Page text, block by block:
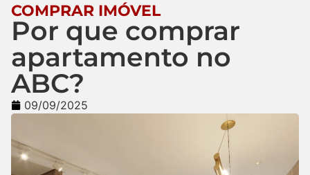
COMPRAR IMÓVEL
Por que comprar
apartamento no
ABC?
09/09/2025